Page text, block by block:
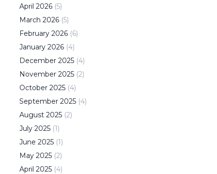
April 2026 (5)
March 2026 (5)
February 2026 (6)
January 2026 (4)
December 2025 (4)
November 2025 (2)
October 2025 (4)
September 2025 (4)
August 2025 (2)
July 2025 (1)
June 2025 (1)
May 2025 (2)
April 2025 (4)